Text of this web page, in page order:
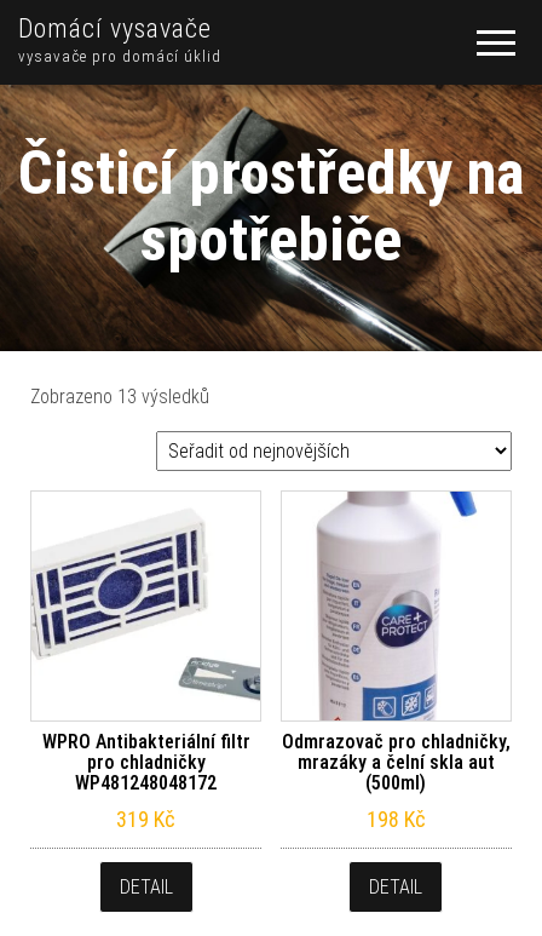
Domácí vysavače
vysavače pro domácí úklid
Čisticí prostředky na
spotřebiče
Zobrazeno 13 výsledků
WPRO Antibakteriální filtr
pro chladničky
WP481248048172
319 Kč
DETAIL
Odmrazovač pro chladničky,
mrazáky a čelní skla aut
(500ml)
198 Kč
DETAIL